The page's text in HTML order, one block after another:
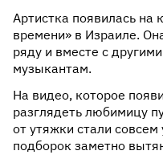
Артистка появилась
времени» в Израиле.
ряду и вместе с
музыкантам.
На видео, которое
разглядеть любимицу
от утяжки стали
подборок заметно